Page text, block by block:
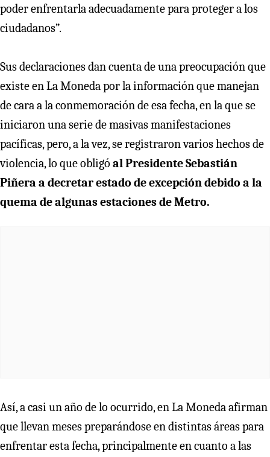
poder enfrentarla adecuadamente para proteger a los
ciudadanos”.
Sus declaraciones dan cuenta de una preocupación que
existe en La Moneda por la información que manejan
de cara a la conmemoración de esa fecha, en la que se
iniciaron una serie de masivas manifestaciones
pacíficas, pero, a la vez, se registraron varios hechos de
violencia, lo que obligó al Presidente Sebastián
Piñera a decretar estado de excepción debido a la
quema de algunas estaciones de Metro.
Así, a casi un año de lo ocurrido, en La Moneda afirman
que llevan meses preparándose en distintas áreas para
enfrentar esta fecha, principalmente en cuanto a las